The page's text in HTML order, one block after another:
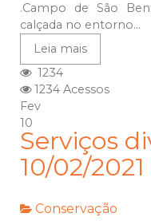
.Campo de São
calçada no entorno...
Leia mais
1234
1234 Acessos
Fev
10
Serviços
10/02/2021
Conservação